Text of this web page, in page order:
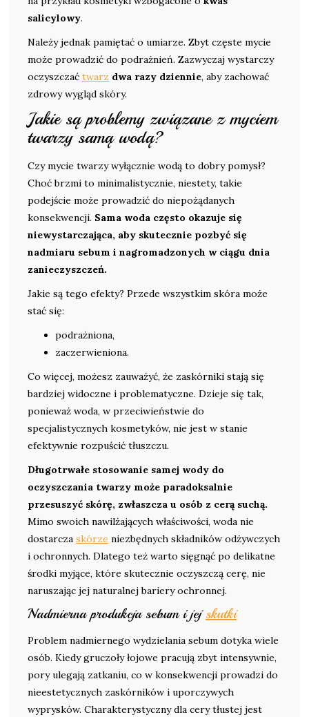
salicylowy.
Należy jednak pamiętać o umiarze. Zbyt częste mycie
może prowadzić do podrażnień. Zazwyczaj wystarczy
oczyszczać twarz dwa razy dziennie, aby zachować
zdrowy wygląd skóry.
Jakie są problemy związane z myciem
twarzy samą wodą?
Czy mycie twarzy wyłącznie wodą to dobry pomysł?
Choć brzmi to minimalistycznie, niestety, takie
podejście może prowadzić do niepożądanych
konsekwencji. Sama woda często okazuje się
niewystarczająca, aby skutecznie pozbyć się
nadmiaru sebum i nagromadzonych w ciągu dnia
zanieczyszczeń.
Jakie są tego efekty? Przede wszystkim skóra może
stać się:
podrażniona,
zaczerwieniona.
Co więcej, możesz zauważyć, że zaskórniki stają się
bardziej widoczne i problematyczne. Dzieje się tak,
ponieważ woda, w przeciwieństwie do
specjalistycznych kosmetyków, nie jest w stanie
efektywnie rozpuścić tłuszczu.
Długotrwałe stosowanie samej wody do
oczyszczania twarzy może paradoksalnie
przesuszyć skórę, zwłaszcza u osób z cerą suchą.
Mimo swoich nawilżających właściwości, woda nie
dostarcza skórze niezbędnych składników odżywczych
i ochronnych. Dlatego też warto sięgnąć po delikatne
środki myjące, które skutecznie oczyszczą cerę, nie
naruszając jej naturalnej bariery ochronnej.
Nadmierna produkcja sebum i jejskutki
Problem nadmiernego wydzielania sebum dotyka wiele
osób. Kiedy gruczoły łojowe pracują zbyt intensywnie,
pory ulegają zatkaniu, co w konsekwencji prowadzi do
nieestetycznych zaskórników i uporczywych
wyprysków. Charakterystyczny dla cery tłustej jest